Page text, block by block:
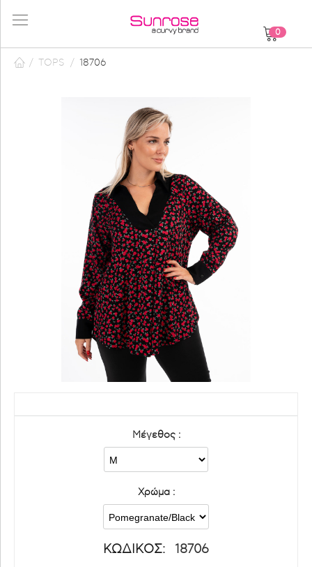
0
/ TOPS / 18706
Μέγεθος :
Xρώμα :
ΚΩΔΙΚΟΣ: 18706